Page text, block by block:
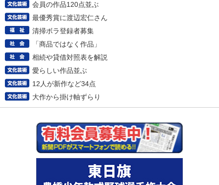
会員の作品120点並ぶ
最優秀賞に渡辺宏仁さん
清掃ボラ登録者募集
「商品ではなく作品」
相続や貸借対照表を解説
愛らしい作品並ぶ
12人が新作など34点
大作から掛け軸ずらり